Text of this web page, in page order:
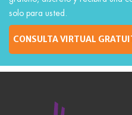
solo para usted.
CONSULTA VIRTUAL